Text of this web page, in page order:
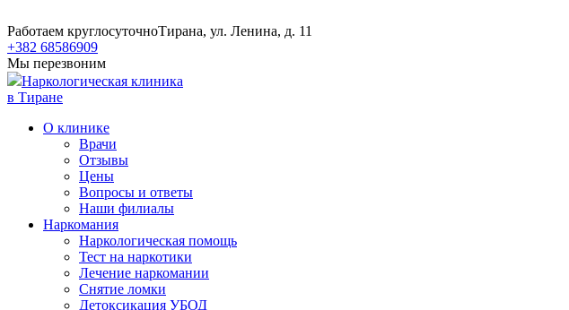
Работаем круглосуточноТирана, ул. Ленина, д. 11
+382 68586909
Мы перезвоним
Наркологическая клиника
в Тиране
О клинике
Врачи
Отзывы
Цены
Вопросы и ответы
Наши филиалы
Наркомания
Наркологическая помощь
Тест на наркотики
Лечение наркомании
Снятие ломки
​​Детоксикация УБОД